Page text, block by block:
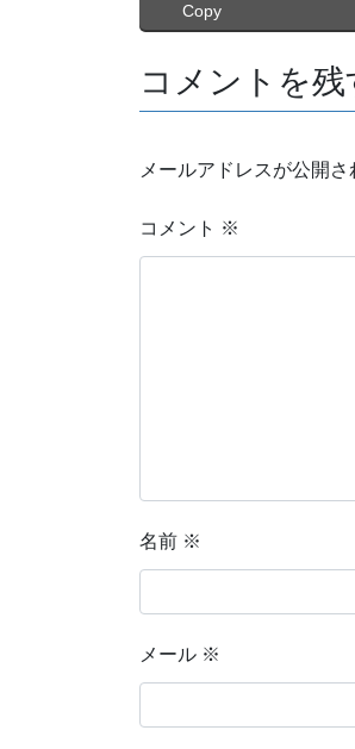
Copy
コメントを残
メールアドレスが公開さ
コメント ※
名前 ※
メール ※